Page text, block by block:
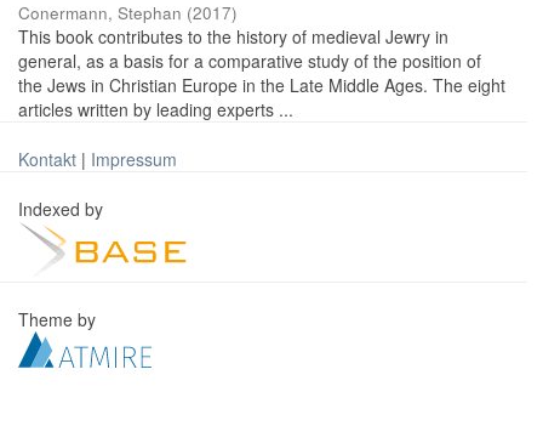
Conermann, Stephan (2017)
This book contributes to the history of medieval Jewry in
general, as a basis for a comparative study of the position of
the Jews in Christian Europe in the Late Middle Ages. The eight
articles written by leading experts ...
Kontakt | Impressum
Indexed by
Theme by